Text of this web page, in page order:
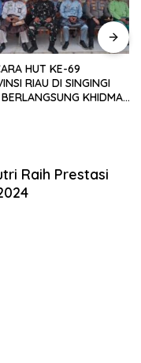
HUT KE-69
RIAU DI SINGINGI
BERLANGSUNG KHIDMAT
Raih Prestasi